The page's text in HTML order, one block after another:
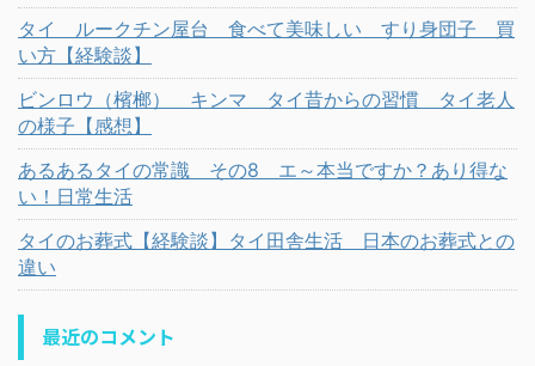
タイ ルークチン屋台 食べて美味しい すり身団子 買
い方【経験談】
ビンロウ（檳榔） キンマ タイ昔からの習慣 タイ老人
の様子【感想】
あるあるタイの常識 その8 エ～本当ですか？あり得な
い！日常生活
タイのお葬式【経験談】タイ田舎生活 日本のお葬式との
違い
最近のコメント